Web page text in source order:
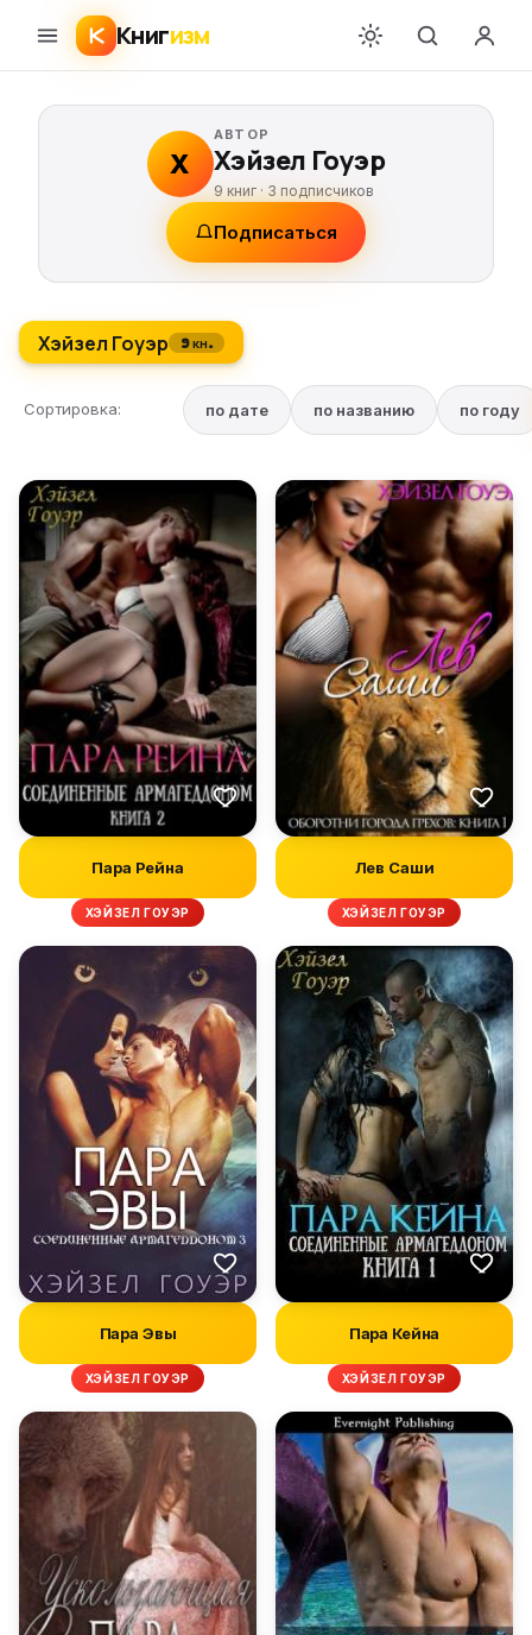
Книгизм
Х
АВТОР
Хэйзел Гоуэр
9 книг · 3 подписчиков
Подписаться
Хэйзел Гоуэр 9 кн.
Сортировка: по дате по названию по году
Пара Рейна
ХЭЙЗЕЛ ГОУЭР
Лев Саши
ХЭЙЗЕЛ ГОУЭР
Пара Эвы
ХЭЙЗЕЛ ГОУЭР
Пара Кейна
ХЭЙЗЕЛ ГОУЭР